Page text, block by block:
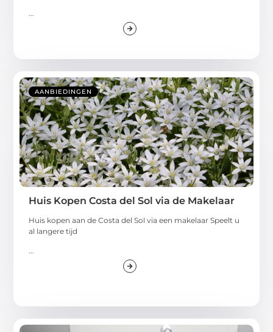
AANBIEDINGEN
Huis Kopen Costa del Sol via de Makelaar
Huis kopen aan de Costa del Sol via een makelaar Speelt u
al langere tijd